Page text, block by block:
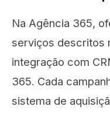
Na Agência 365,
serviços descritos
integração com
365. Cada
sistema de